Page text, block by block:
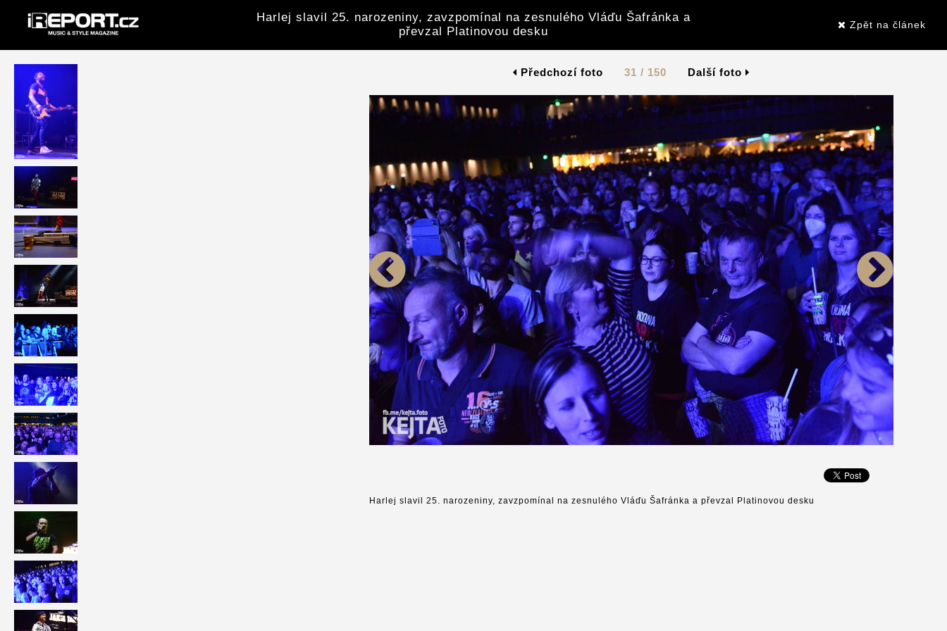
Harlej slavil 25. narozeniny, zavzpomínal na zesnulého Vláďu Šafránka a
převzal Platinovou desku
Zpět na článek
Předchozí foto 31 / 150 Další foto
Harlej slavil 25. narozeniny, zavzpomínal na zesnulého Vláďu Šafránka a převzal Platinovou desku